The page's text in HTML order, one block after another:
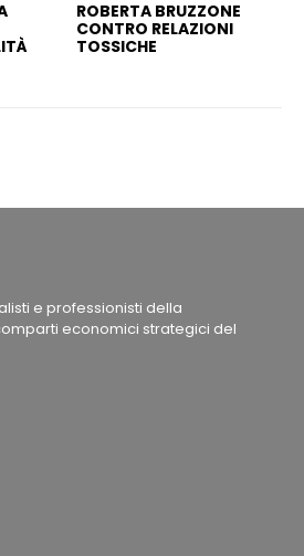
ROBERTA BRUZZONE
CONTRO RELAZIONI
TOSSICHE
e professionisti della
economici strategici del